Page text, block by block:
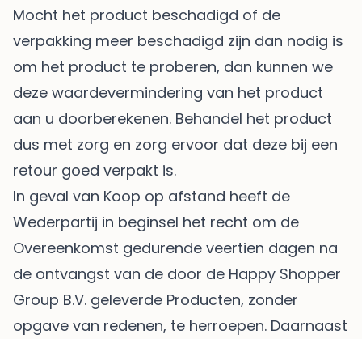
Mocht het product beschadigd of de
verpakking meer beschadigd zijn dan nodig is
om het product te proberen, dan kunnen we
deze waardevermindering van het product
aan u doorberekenen. Behandel het product
dus met zorg en zorg ervoor dat deze bij een
retour goed verpakt is.
In geval van Koop op afstand heeft de
Wederpartij in beginsel het recht om de
Overeenkomst gedurende veertien dagen na
de ontvangst van de door de Happy Shopper
Group B.V. geleverde Producten, zonder
opgave van redenen, te herroepen. Daarnaast